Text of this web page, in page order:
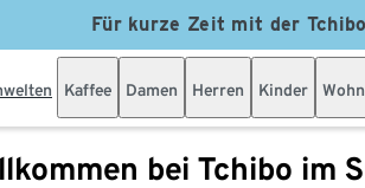
Für kurze Zeit mit der
Kaffee Damen Herren Kinder
bei Tchibo im